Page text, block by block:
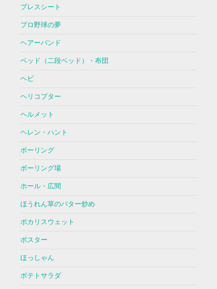
プレスシート
プロ野球の夢
ヘアーバンド
ベッド（二段ベッド）・布団
ヘビ
ヘリコプター
ヘルメット
ヘレン・ハント
ボーリング
ボーリング場
ホール・広間
ほうれん草のバター炒め
ポカリスウェット
ポスター
ほっしゃん
ポテトサラダ